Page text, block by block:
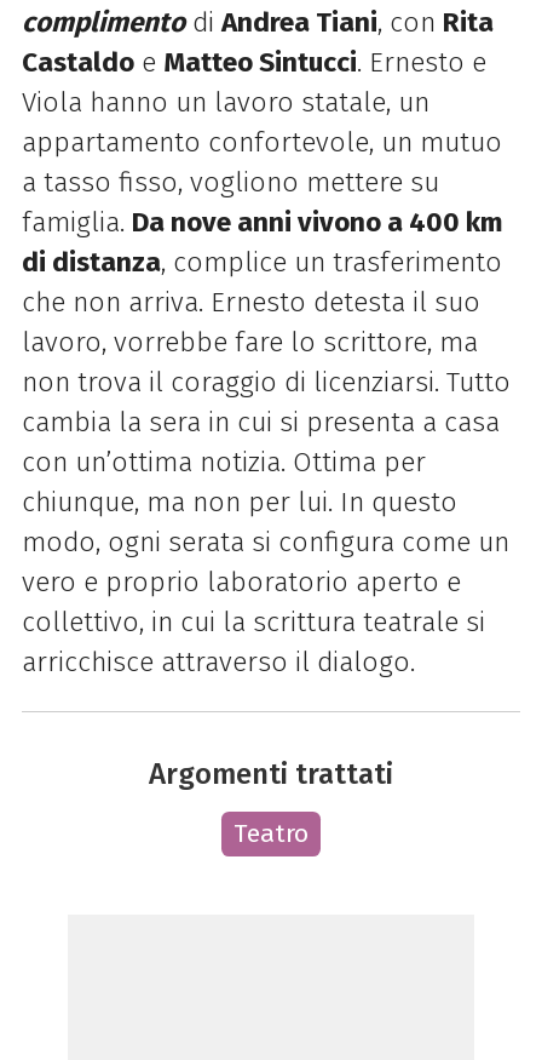
complimentodiAndrea Tiani, con Rita
Castaldoe Matteo Sintucci. Ernesto e
Viola hanno un lavoro statale, un
appartamento confortevole, un mutuo
a tasso fisso, vogliono mettere su
famiglia. Da nove anni vivono a 400 km
di distanza, complice un trasferimento
che non arriva. Ernesto detesta il suo
lavoro, vorrebbe fare lo scrittore, ma
non trova il coraggio di licenziarsi. Tutto
cambia la sera in cui si presenta a casa
con un’ottima notizia. Ottima per
chiunque, ma non per lui. In questo
modo, ogni serata si configura come un
vero e proprio laboratorio aperto e
collettivo, in cui la scrittura teatrale si
arricchisce attraverso il dialogo.
Argomenti trattati
Teatro